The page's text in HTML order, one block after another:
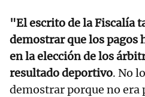
"El escrito de la Fiscalía
demostrar que los
en la elección de los
resultado deportivo. No
demostrar porque no